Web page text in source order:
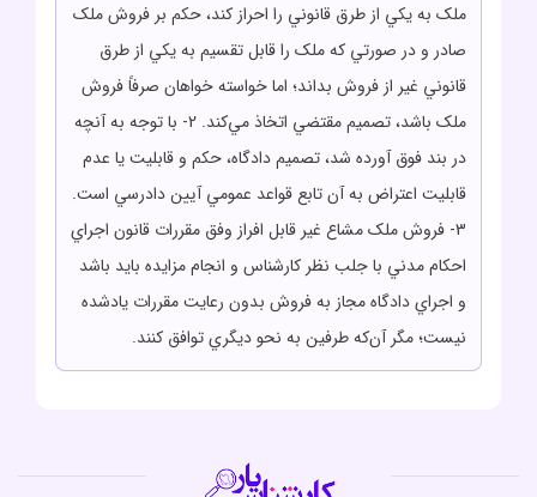
ملک به يکي از طرق قانوني را احراز کند، حکم بر فروش ملک
صادر و در صورتي که ملک را قابل تقسيم به يکي از طرق
قانوني غير از فروش بداند؛ اما خواسته خواهان صرفاً فروش
ملک باشد، تصميم مقتضي اتخاذ مي‌کند. 2- با توجه به آنچه
در بند فوق آورده شد، تصميم دادگاه، حکم و قابليت يا عدم
قابليت اعتراض به آن تابع قواعد عمومي آيين دادرسي است.
3- فروش ملک مشاع غير قابل افراز وفق مقررات قانون اجراي
احکام مدني با جلب نظر کارشناس و انجام مزايده بايد باشد
و اجراي دادگاه مجاز به فروش بدون رعايت مقررات يادشده
نيست؛ مگر آن‌که طرفين به نحو ديگري توافق کنند.